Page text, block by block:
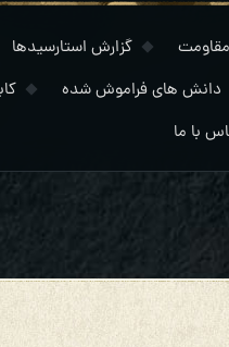
مقاومت گزارش استارسیدها
دانش های فراموش شده
با ما